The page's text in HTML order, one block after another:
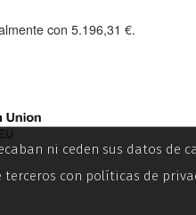
con 5.196,31 €.
ni ceden sus datos de
con políticas de